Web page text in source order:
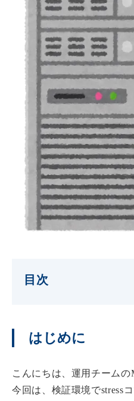
目次
はじめに
こんにちは、運用チームの
今回は、検証環境でstress